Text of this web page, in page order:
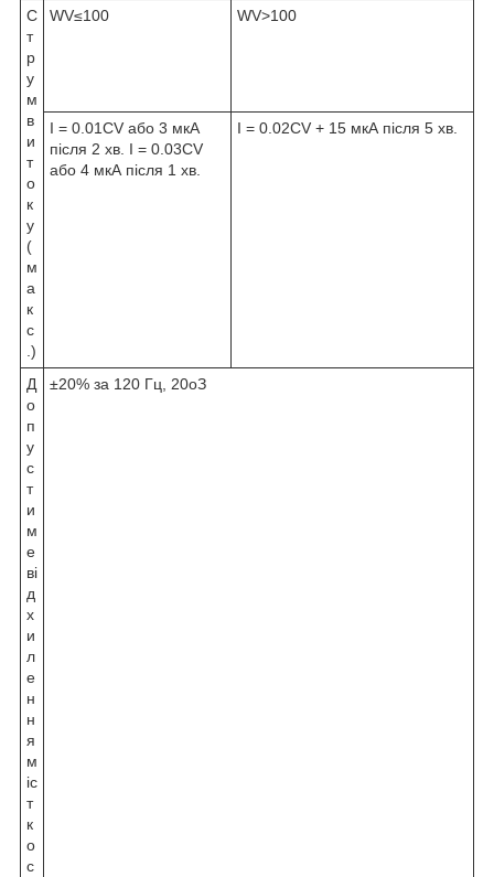
С
т
р
у
м
в
и
т
о
к
у
(
м
а
к
с
.)
WV≤100 WV>100
I = 0.01CV або 3 мкА
після 2 хв. I = 0.03CV
або 4 мкА після 1 хв.
I = 0.02CV + 15 мкА після 5 хв.
Д
о
п
у
с
т
и
м
е
ві
д
х
и
л
е
н
н
я
м
іс
т
к
о
с
±20% за 120 Гц, 20оЗ